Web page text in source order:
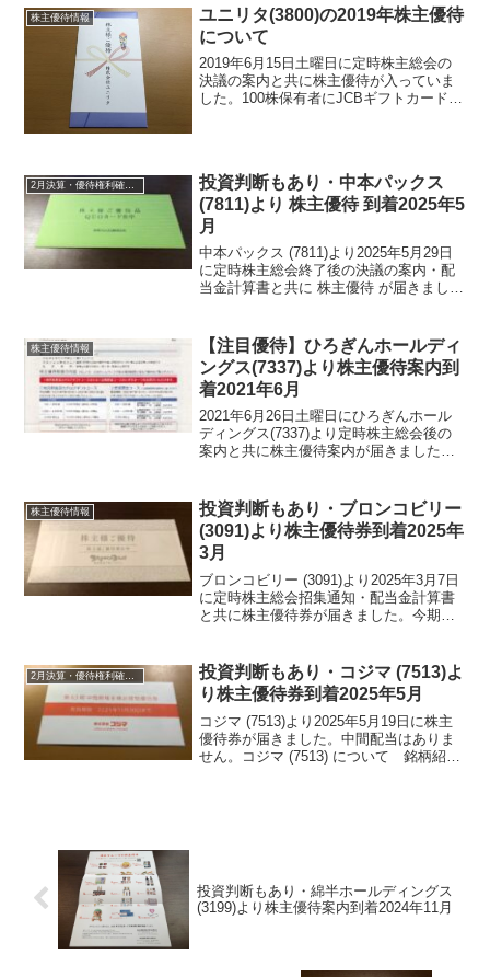
スの飲食店で利用できる優待券で1000円
券が4枚の...
株主優待情報
ユニリタ(3800)の2019年株主優待
について
2019年6月15日土曜日に定時株主総会の
決議の案内と共に株主優待が入っていま
した。100株保有者にJCBギフトカード
投資判断もあり・中本パックス
(7811)より 株主優待 到着2025年5
月
中本パックス (7811)より2025年5月29日
に定時株主総会終了後の決議の案内・配
当金計算書と共に 株主優待 が届きまし
(7811)について 銘柄紹介まず銘柄につ...
株主優待情報
【注目優待】ひろぎんホールディ
ングス(7337)より株主優待案内到
着2021年6月
2021年6月26日土曜日にひろぎんホール
ディングス(7337)より定時株主総会後の
案内と共に株主優待案内が届きました。
紹介いたします。ひろぎんホールディン
グス(...
株主優待情報
投資判断もあり・ブロンコビリー
(3091)より株主優待券到着2025年
3月
ブロンコビリー (3091)より2025年3月7日
に定時株主総会招集通知・配当金計算書
と共に株主優待券が届きました。今期期
お食事券(1000円分)が頂けます。ブロン
コ...
投資判断もあり・コジマ (7513)よ
り株主優待券到着2025年5月
コジマ (7513)より2025年5月19日に株主
優待券が届きました。中間配当はありま
せん。コジマ (7513) について 銘柄紹介
投資判断もあり・綿半ホールディングス
(3199)より株主優待案内到着2024年11月